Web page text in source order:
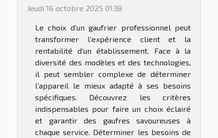
Jeudi 16 octobre 2025 01:38
Le choix d’un gaufrier professionnel peut
transformer l’expérience client et la
rentabilité d’un établissement. Face à la
diversité des modèles et des technologies,
il peut sembler complexe de déterminer
l’appareil le mieux adapté à ses besoins
spécifiques. Découvrez les critères
indispensables pour faire un choix éclairé
et garantir des gaufres savoureuses à
chaque service. Déterminer les besoins de